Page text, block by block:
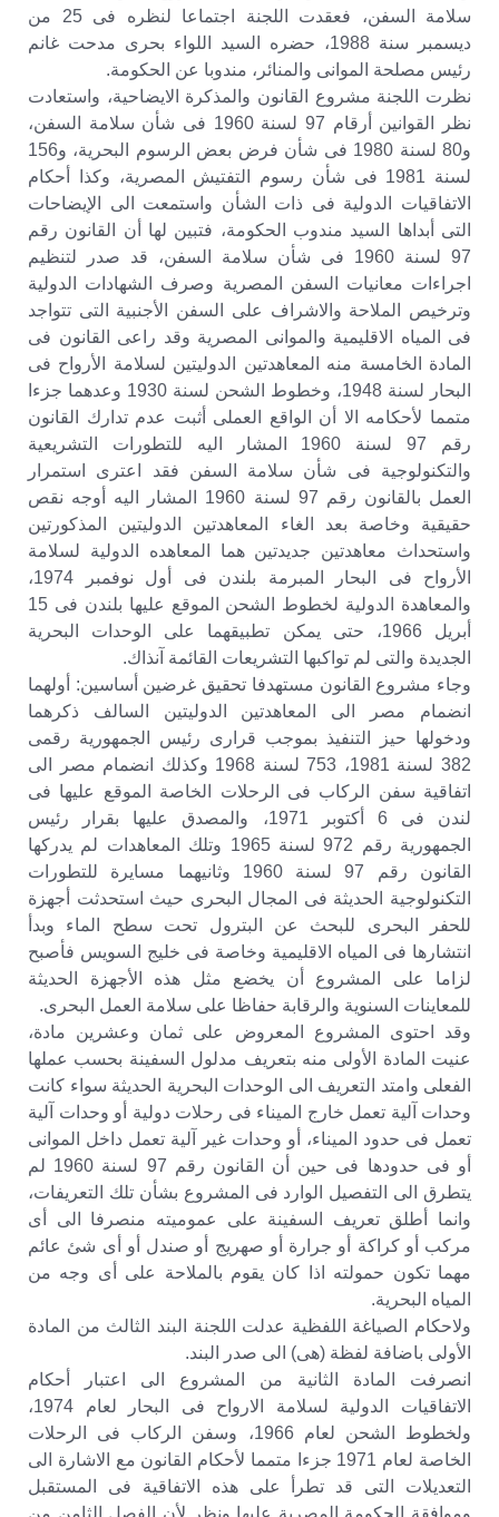
سلامة السفن، فعقدت اللجنة اجتماعا لنظره فى 25 من
ديسمبر سنة 1988، حضره السيد اللواء بحرى مدحت غانم
رئيس مصلحة الموانى والمنائر، مندوبا عن الحكومة.
نظرت اللجنة مشروع القانون والمذكرة الايضاحية، واستعادت
نظر القوانين أرقام 97 لسنة 1960 فى شأن سلامة السفن،
و80 لسنة 1980 فى شأن فرض بعض الرسوم البحرية، و156
لسنة 1981 فى شأن رسوم التفتيش المصرية، وكذا أحكام
الاتفاقيات الدولية فى ذات الشأن واستمعت الى الإيضاحات
التى أبداها السيد مندوب الحكومة، فتبين لها أن القانون رقم
97 لسنة 1960 فى شأن سلامة السفن، قد صدر لتنظيم
اجراءات معانيات السفن المصرية وصرف الشهادات الدولية
وترخيص الملاحة والاشراف على السفن الأجنبية التى تتواجد
فى المياه الاقليمية والموانى المصرية وقد راعى القانون فى
المادة الخامسة منه المعاهدتين الدوليتين لسلامة الأرواح فى
البحار لسنة 1948، وخطوط الشحن لسنة 1930 وعدهما جزءا
متمما لأحكامه الا أن الواقع العملى أثبت عدم تدارك القانون
رقم 97 لسنة 1960 المشار اليه للتطورات التشريعية
والتكنولوجية فى شأن سلامة السفن فقد اعترى استمرار
العمل بالقانون رقم 97 لسنة 1960 المشار اليه أوجه نقص
حقيقية وخاصة بعد الغاء المعاهدتين الدوليتين المذكورتين
واستحداث معاهدتين جديدتين هما المعاهده الدولية لسلامة
الأرواح فى البحار المبرمة بلندن فى أول نوفمبر 1974،
والمعاهدة الدولية لخطوط الشحن الموقع عليها بلندن فى 15
أبريل 1966، حتى يمكن تطبيقهما على الوحدات البحرية
الجديدة والتى لم تواكبها التشريعات القائمة آنذاك.
وجاء مشروع القانون مستهدفا تحقيق غرضين أساسين: أولهما
انضمام مصر الى المعاهدتين الدوليتين السالف ذكرهما
ودخولها حيز التنفيذ بموجب قرارى رئيس الجمهورية رقمى
382 لسنة 1981، 753 لسنة 1968 وكذلك انضمام مصر الى
اتفاقية سفن الركاب فى الرحلات الخاصة الموقع عليها فى
لندن فى 6 أكتوبر 1971، والمصدق عليها بقرار رئيس
الجمهورية رقم 972 لسنة 1965 وتلك المعاهدات لم يدركها
القانون رقم 97 لسنة 1960 وثانيهما مسايرة للتطورات
التكنولوجية الحديثة فى المجال البحرى حيث استحدثت أجهزة
للحفر البحرى للبحث عن البترول تحت سطح الماء وبدأ
انتشارها فى المياه الاقليمية وخاصة فى خليج السويس فأصبح
لزاما على المشروع أن يخضع مثل هذه الأجهزة الحديثة
للمعاينات السنوية والرقابة حفاظا على سلامة العمل البحرى.
وقد احتوى المشروع المعروض على ثمان وعشرين مادة،
عنيت المادة الأولى منه بتعريف مدلول السفينة بحسب عملها
الفعلى وامتد التعريف الى الوحدات البحرية الحديثة سواء كانت
وحدات آلية تعمل خارج الميناء فى رحلات دولية أو وحدات آلية
تعمل فى حدود الميناء، أو وحدات غير آلية تعمل داخل الموانى
أو فى حدودها فى حين أن القانون رقم 97 لسنة 1960 لم
يتطرق الى التفصيل الوارد فى المشروع بشأن تلك التعريفات،
وانما أطلق تعريف السفينة على عموميته منصرفا الى أى
مركب أو كراكة أو جرارة أو صهريج أو صندل أو أى شئ عائم
مهما تكون حمولته اذا كان يقوم بالملاحة على أى وجه من
المياه البحرية.
ولاحكام الصياغة اللفظية عدلت اللجنة البند الثالث من المادة
الأولى باضافة لفظة (هى) الى صدر البند.
انصرفت المادة الثانية من المشروع الى اعتبار أحكام
الاتفاقيات الدولية لسلامة الارواح فى البحار لعام 1974،
ولخطوط الشحن لعام 1966، وسفن الركاب فى الرحلات
الخاصة لعام 1971 جزءا متمما لأحكام القانون مع الاشارة الى
التعديلات التى قد تطرأ على هذه الاتفاقية فى المستقبل
وموافقة الحكومة المصرية عليها ونظر لأن الفصل الثامن من